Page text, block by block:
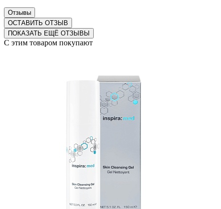
Отзывы
ОСТАВИТЬ ОТЗЫВ
ПОКАЗАТЬ ЕЩЁ ОТЗЫВЫ
С этим товаром покупают